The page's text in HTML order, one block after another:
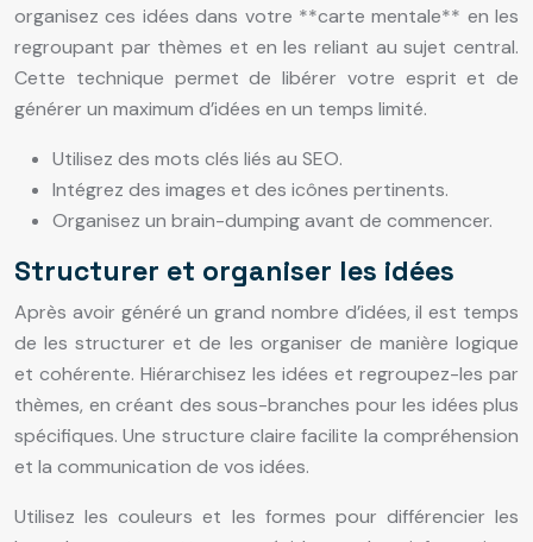
organisez ces idées dans votre **carte mentale** en les
regroupant par thèmes et en les reliant au sujet central.
Cette technique permet de libérer votre esprit et de
générer un maximum d’idées en un temps limité.
Utilisez des mots clés liés au SEO.
Intégrez des images et des icônes pertinents.
Organisez un brain-dumping avant de commencer.
Structurer et organiser les idées
Après avoir généré un grand nombre d’idées, il est temps
de les structurer et de les organiser de manière logique
et cohérente. Hiérarchisez les idées et regroupez-les par
thèmes, en créant des sous-branches pour les idées plus
spécifiques. Une structure claire facilite la compréhension
et la communication de vos idées.
Utilisez les couleurs et les formes pour différencier les